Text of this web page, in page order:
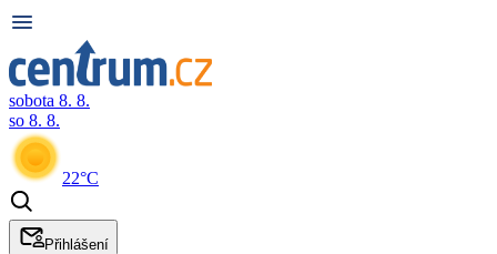
sobota 8. 8.
so 8. 8.
22°C
Přihlášení